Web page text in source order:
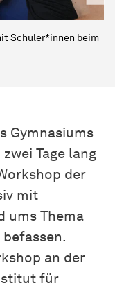
Schüler*innen beim
Gymnasiums
Tage lang
der
mit
ums Thema
an der
für